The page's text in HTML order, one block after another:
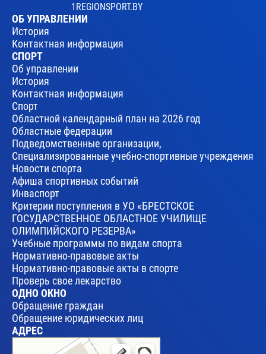
1REGIONSPORT.BY
ОБ УПРАВЛЕНИИ
История
Контактная информация
СПОРТ
Об управлении
История
Контактная информация
Спорт
Областной календарный план на 2026 год
Областные федерации
Подведомственные организации,
Специализированные учебно-спортивные учреждения
Новости спорта
Афиша спортивных событий
Инваспорт
Критерии поступления в УО «БРЕСТСКОЕ
ГОСУДАРСТВЕННОЕ ОБЛАСТНОЕ УЧИЛИЩЕ
ОЛИМПИЙСКОГО РЕЗЕРВА»
Учебные программы по видам спорта
Нормативно-правовые акты
Нормативно-правовые акты в спорте
Проверь свое лекарство
ОДНО ОКНО
Обращение граждан
Обращение юридических лиц
АДРЕС
Брест
Улица Леваневского, 17 — Яндекс Карты